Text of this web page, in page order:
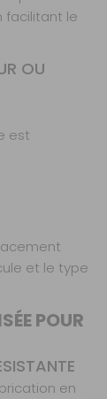
68 41 42 42
facilitant le
OU
est
et le type
POUR
en